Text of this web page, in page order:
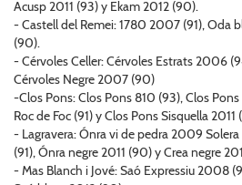
Acusp 2011 (93) y Ekam 2012 (90).
- Castell del Remei: 1780 2007 (91), Oda
(90).
- Cérvoles Celler: Cérvoles Estrats 2006
Cérvoles Negre 2007 (90)
-Clos Pons: Clos Pons 810 (93), Clos
Roc de Foc (91) y Clos Pons Sisquella 2011
- Lagravera: Ónra vi de pedra 2009
(91), Ónra negre 2011 (90) y Crea negre
- Mas Blanch i Jové: Saó Expressiu 2008